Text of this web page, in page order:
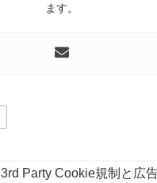
ます。
3rd Party Cookie規制と広